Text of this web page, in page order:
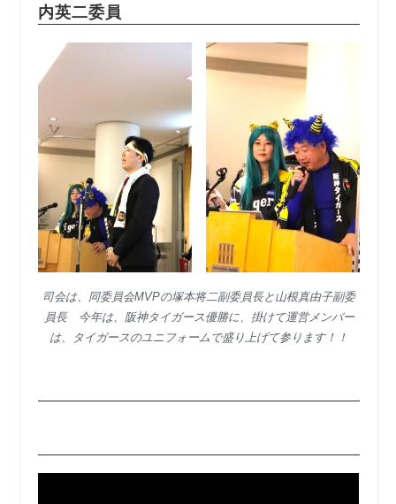
内英二委員
司会は、同委員会MVPの塚本将二副委員長と山根真由子副委
員長 今年は、阪神タイガース優勝に、掛けて運営メンバー
は、タイガースのユニフォームで盛り上げて参ります！！